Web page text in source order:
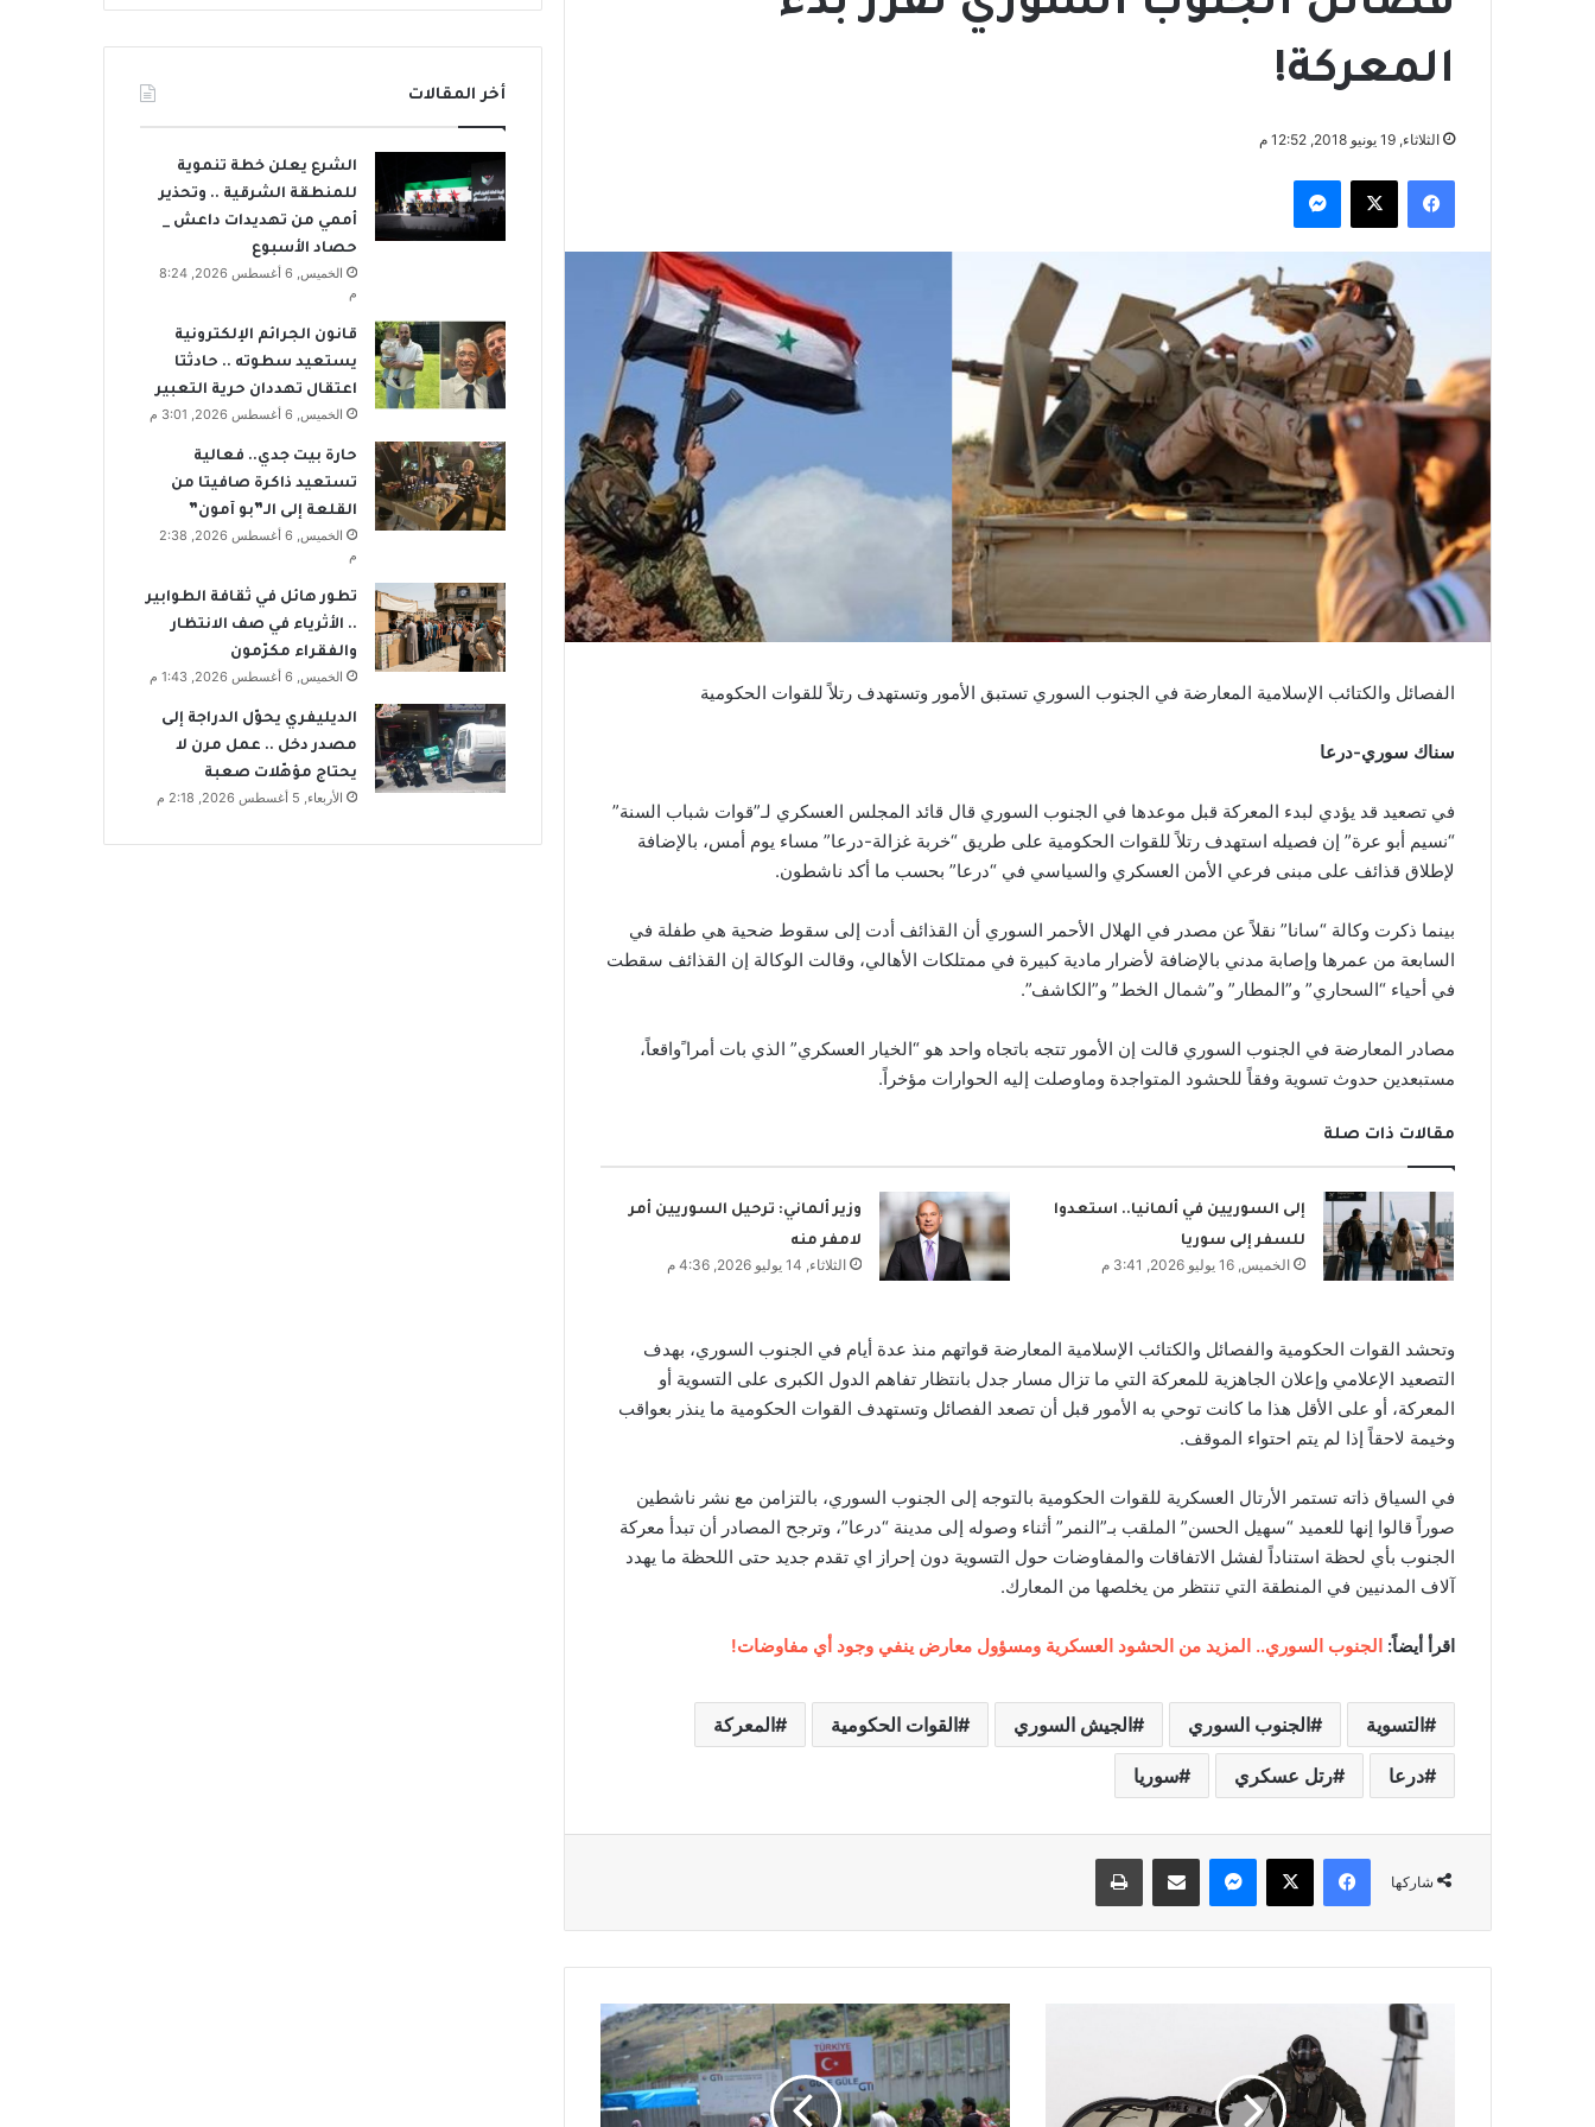
المعركة!
الثلاثاء, 19 يونيو 2018, 12:52 م
فيسبوك
الفصائل والكتائب الإسلامية المعارضة في الجنوب السوري تستبق الأمور وتستهدف رتلاً للقوات الحكومية
سناك سوري-درعا
في تصعيد قد يؤدي لبدء المعركة قبل موعدها في الجنوب السوري قال قائد المجلس العسكري لـ”قوات شباب السنة”
“نسيم أبو عرة” إن فصيله استهدف رتلاً للقوات الحكومية على طريق “خربة غزالة-درعا” مساء يوم أمس، بالإضافة
لإطلاق قذائف على مبنى فرعي الأمن العسكري والسياسي في “درعا” بحسب ما أكد ناشطون.
بينما ذكرت وكالة “سانا” نقلاً عن مصدر في الهلال الأحمر السوري أن القذائف أدت إلى سقوط ضحية هي طفلة في
السابعة من عمرها وإصابة مدني بالإضافة لأضرار مادية كبيرة في ممتلكات الأهالي، وقالت الوكالة إن القذائف سقطت
في أحياء “السحاري” و”المطار” و”شمال الخط” و”الكاشف”.
مصادر المعارضة في الجنوب السوري قالت إن الأمور تتجه باتجاه واحد هو “الخيار العسكري” الذي بات أمرا ًواقعاً،
مستبعدين حدوث تسوية وفقاً للحشود المتواجدة وماوصلت إليه الحوارات مؤخراً.
مقالات ذات صلة
إلى السوريين في ألمانيا.. استعدوا
للسفر إلى سوريا
الخميس, 16 يوليو 2026, 3:41 م
وزير ألماني: ترحيل السوريين أمر
لامفر منه
الثلاثاء, 14 يوليو 2026, 4:36 م
وتحشد القوات الحكومية والفصائل والكتائب الإسلامية المعارضة قواتهم منذ عدة أيام في الجنوب السوري، بهدف
التصعيد الإعلامي وإعلان الجاهزية للمعركة التي ما تزال مسار جدل بانتظار تفاهم الدول الكبرى على التسوية أو
المعركة، أو على الأقل هذا ما كانت توحي به الأمور قبل أن تصعد الفصائل وتستهدف القوات الحكومية ما ينذر بعواقب
وخيمة لاحقاً إذا لم يتم احتواء الموقف.
في السياق ذاته تستمر الأرتال العسكرية للقوات الحكومية بالتوجه إلى الجنوب السوري، بالتزامن مع نشر ناشطين
صوراً قالوا إنها للعميد “سهيل الحسن” الملقب بـ”النمر” أثناء وصوله إلى مدينة “درعا”، وترجح المصادر أن تبدأ معركة
الجنوب بأي لحظة استناداً لفشل الاتفاقات والمفاوضات حول التسوية دون إحراز اي تقدم جديد حتى اللحظة ما يهدد
آلاف المدنيين في المنطقة التي تنتظر من يخلصها من المعارك.
اقرأ أيضاً: الجنوب السوري.. المزيد من الحشود العسكرية ومسؤول معارض ينفي وجود أي مفاوضات!
التسوية الجنوب السوري الجيش السوري القوات الحكومية المعركة
درعا رتل عسكري سوريا
شاركها
فيسبوك
ت
ك
ا
أخر المقالات
الشرع يعلن خطة تنموية
للمنطقة الشرقية .. وتحذير
أممي من تهديدات داعش _
حصاد الأسبوع
الخميس, 6 أغسطس 2026, 8:24
م
قانون الجرائم الإلكترونية
يستعيد سطوته .. حادثتا
اعتقال تهددان حرية التعبير
الخميس, 6 أغسطس 2026, 3:01 م
حارة بيت جدي.. فعالية
تستعيد ذاكرة صافيتا من
القلعة إلى الـ”بو آمون”
الخميس, 6 أغسطس 2026, 2:38
م
تطور هائل في ثقافة الطوابير
.. الأثرياء في صف الانتظار
والفقراء مكرّمون
الخميس, 6 أغسطس 2026, 1:43 م
الديليفري يحوّل الدراجة إلى
مصدر دخل .. عمل مرن لا
يحتاج مؤهّلات صعبة
الأربعاء, 5 أغسطس 2026, 2:18 م